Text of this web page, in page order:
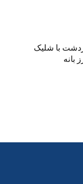
با شلیک
بانه